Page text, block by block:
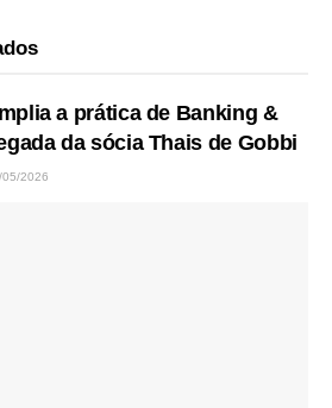
a prática de Banking &
da sócia Thais de Gobbi
05/2026